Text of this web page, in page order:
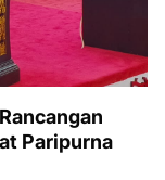
Paripurna